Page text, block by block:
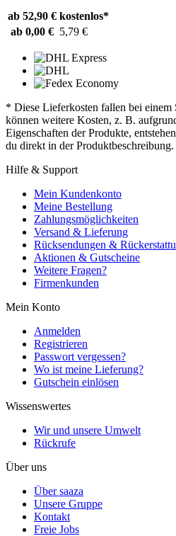
ab 52,90 € kostenlos*
ab 0,00 € 5,79 €
* Diese Lieferkosten fallen bei einem
können weitere Kosten, z. B.
Eigenschaften der Produkte,
du direkt in der Produktbeschreibung.
Hilfe & Support
Mein Kundenkonto
Meine Bestellung
Zahlungsmöglichkeiten
Versand & Lieferung
Rücksendungen &
Aktionen & Gutscheine
Weitere Fragen?
Firmenkunden
Mein Konto
Anmelden
Registrieren
Passwort vergessen?
Wo ist meine Lieferung?
Gutschein einlösen
Wissenswertes
Wir und unsere Umwelt
Rückrufe
Über uns
Über saaza
Unsere Gruppe
Kontakt
Freie Jobs